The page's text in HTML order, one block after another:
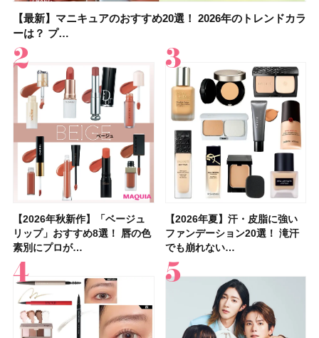
【最新】マニキュアのおすすめ20選！ 2026年のトレンドカラ
ーは？ プ…
【2026年秋新作】「ベージュ
リップ」おすすめ8選！ 唇の色
素別にプロが…
【2026年夏】汗・皮脂に強い
ファンデーション20選！ 滝汗
でも崩れない…
【石井美保さん】おすすめの「ブライトニング」11選！ スキ
ンケアからサプ…
【2026年夏】汗に強い日焼け
止めのおすすめ13選！ 汗で塗
膜が強化され…
【クリスマスコフレ2026】ク
リニークのホリデーコフレを一
挙紹介！ 人気…
【最新】マニキュアのおすすめ20選！ 2026年のトレンドカラ
ーは？ プ…
【2026年秋新作】「ベージュ
リップ」おすすめ8選！ 唇の色
素別にプロが…
【2026年夏】汗・皮脂に強い
ファンデーション20選！ 滝汗
でも崩れない…
【2026夏】「香水・フレグランス」ランキングTOP5！＜美
容マニア・マ…
【2026夏】「リップケア」ラ
ンキングTOP5！＜美容マニア
集団・マキア…
【デパコスのネイルオイル10
選】プレゼントにおすすめ！ケ
ア効果、ビジュ、…
【5分で万能！ 夏レシピ】「万能ねぎ塩だれ」の作り方＆ア
レンジレシピ2品
【おすすめダイエットサプリ８
選】食べすぎた日をサポート！
選び方＆糖質・脂…
【40代以上の髪悩み おすすめ
アイテム15選】“白髪・薄毛・
うねり”に最…
【2026年夏】40代におすすめの髪型30選！ 若く見える・手
入れが楽な…
【2026年夏】おすすめの髪型
36選！ショート・ボブ・ミディ
アム・ロング…
【最新】髪のうねり・広がり・
くせ毛におすすめのシャンプー
17選
【鈴木えみさんの愛用品30選】コスメ・スキンケア・ヘアケ
アetc.お気に…
【読者プレゼント】羽の見えな
いハンディファン
「baramood」を3名様…
【2026年8月の一粒万倍日】お
すすめの開運コスメ＆美容アイ
テム10選！
【限定】&be「リップカラーデュオ 01 ピンクベージュ」レビ
ュー｜落ち…
【スック2026新作】秋コレク
ションを全品スウォッチ&イエ
ベブルベ分け！
LUNASOLアイカラーレーショ
ンN EX17Evening Muse …